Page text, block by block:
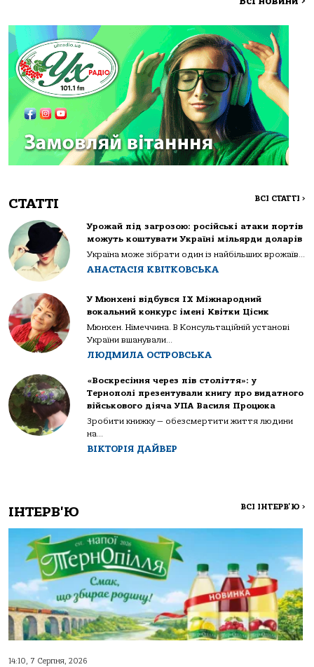
СТАТТІ ВСІ СТАТТІ >
Урожай під загрозою: російські атаки портів
можуть коштувати Україні мільярди доларів
Україна може зібрати один із найбільших врожаїв...
АНАСТАСІЯ КВІТКОВСЬКА
У Мюнхені відбувся IX Міжнародний
вокальний конкурс імені Квітки Цісик
Мюнхен. Німеччина. В Консультаційній установі
України вшанували...
ЛЮДМИЛА ОСТРОВСЬКА
«Воскресіння через пів століття»: у
Тернополі презентували книгу про видатного
військового діяча УПА Василя Процюка
Зробити книжку — обезсмертити життя людини
на...
ВІКТОРІЯ ДАЙВЕР
ІНТЕРВ'Ю ВСІ ІНТЕРВ'Ю >
14:10, 7 Серпня, 2026